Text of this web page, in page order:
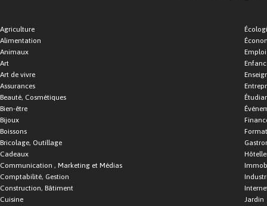
Agriculture
Alimentation
Animaux
Art
Art de vivre
Assurances
Beauté, Cosmétiques
Bien-être
Bijoux
Boissons
Bricolage, Outillage
Cadeaux
Communication , Marketing et Médias
Comptabilité, Gestion
Construction, Bâtiment
Cuisine
Emploi
Jardin